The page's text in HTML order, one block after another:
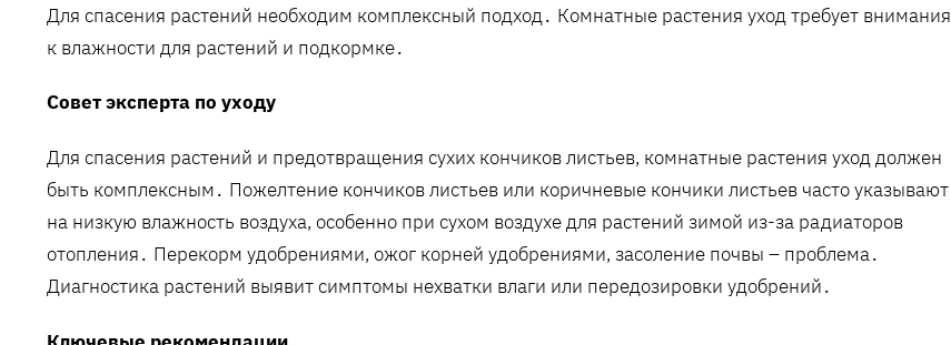
Для спасения растений необходим комплексный подход․ Комнатные растения уход требует внимания
к влажности для растений и подкормке․
Совет эксперта по уходу
Для спасения растений и предотвращения сухих кончиков листьев, комнатные растения уход должен
быть комплексным․ Пожелтение кончиков листьев или коричневые кончики листьев часто указывают
на низкую влажность воздуха, особенно при сухом воздухе для растений зимой из-за радиаторов
отопления․ Перекорм удобрениями, ожог корней удобрениями, засоление почвы – проблема․
Диагностика растений выявит симптомы нехватки влаги или передозировки удобрений․